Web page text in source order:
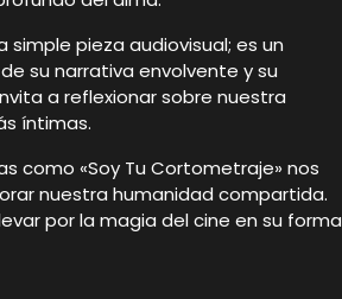
simple pieza audiovisual; es un
su narrativa envolvente y su
a reflexionar sobre nuestra
íntimas.
como «Soy Tu Cortometraje» nos
nuestra humanidad compartida.
por la magia del cine en su forma